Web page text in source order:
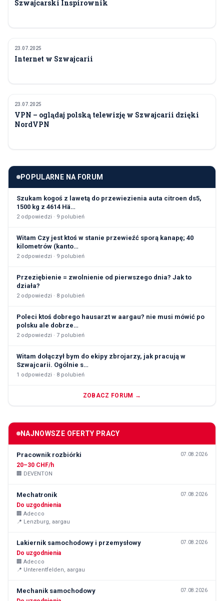
Szwajcarski Inspirownik
POLECANE
23.07.2025
Internet w Szwajcarii
POLECANE
23.07.2025
VPN – oglądaj polską telewizję w Szwajcarii dzięki
NordVPN
POPULARNE NA FORUM
Szukam kogoś z lawetą do przewiezienia auta citroen ds5,
1500 kg z 4614 Hä…
2odpowiedzi · 9 polubień
Witam Czy jest ktoś w stanie przewieźć sporą kanapę; 40
kilometrów (kanto…
2odpowiedzi · 9 polubień
Przeziębienie = zwolnienie od pierwszego dnia? Jak to
działa?
2odpowiedzi · 8 polubień
Poleci ktoś dobrego hausarzt w aargau? nie musi mówić po
polsku ale dobrze…
2odpowiedzi · 7 polubień
Witam dołączył bym do ekipy zbrojarzy, jak pracują w
Szwajcarii. Ogólnie s…
1 odpowiedzi · 8 polubień
ZOBACZ FORUM →
NAJNOWSZE OFERTY PRACY
Pracownik rozbiórki 07.08.2026
20–30 CHF/h
🏢 DEVENTON
Mechatronik 07.08.2026
Do uzgodnienia
🏢 Adecco
📍 Lenzburg, aargau
Lakiernik samochodowy i przemysłowy 07.08.2026
Do uzgodnienia
🏢 Adecco
📍 Unterentfelden, aargau
Mechanik samochodowy 07.08.2026